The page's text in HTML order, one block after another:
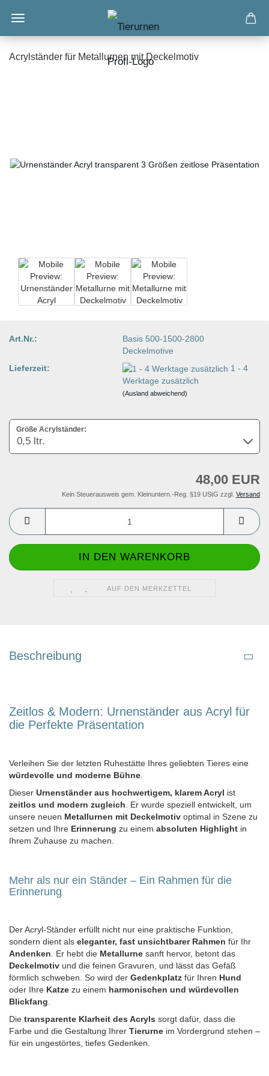
Acrylständer für Metallurnen mit Deckelmotiv
Art.Nr.:
Basis 500-1500-2800
Deckelmotive
Lieferzeit:
1 - 4
Werktage zusätzlich
(Ausland abweichend)
Größe Acrylständer:
48,00 EUR
Kein Steuerausweis gem. Kleinuntern.-Reg. §19 UStG zzgl. Versand
AUF DEN MERKZETTEL
Beschreibung
Zeitlos & Modern: Urnenständer aus Acryl für
die Perfekte Präsentation
Verleihen Sie der letzten Ruhestätte Ihres geliebten Tieres eine
würdevolle und moderne Bühne.
Dieser Urnenständer aus hochwertigem, klarem Acryl ist
zeitlos und modern zugleich. Er wurde speziell entwickelt, um
unsere neuen Metallurnen mit Deckelmotiv optimal in Szene zu
setzen und Ihre Erinnerung zu einem absoluten Highlight in
Ihrem Zuhause zu machen.
Mehr als nur ein Ständer – Ein Rahmen für die
Erinnerung
Der Acryl-Ständer erfüllt nicht nur eine praktische Funktion,
sondern dient als eleganter, fast unsichtbarer Rahmen für Ihr
Andenken. Er hebt die Metallurne sanft hervor, betont das
Deckelmotiv und die feinen Gravuren, und lässt das Gefäß
förmlich schweben. So wird der Gedenkplatz für Ihren Hund
oder Ihre Katze zu einem harmonischen und würdevollen
Blickfang.
Die transparente Klarheit des Acryls sorgt dafür, dass die
Farbe und die Gestaltung Ihrer Tierurne im Vordergrund stehen –
für ein ungestörtes, tiefes Gedenken.